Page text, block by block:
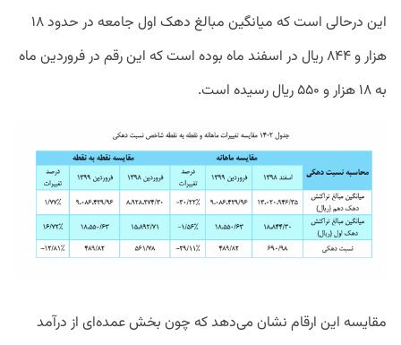
این درحالی است که میانگین مبالغ دهک اول جامعه در حدود ۱۸
هزار و ۸۴۴ ریال در اسفند ماه بوده است که این رقم در فروردین ماه
به ۱۸ هزار و ۵۵۰ ریال رسیده است.
مقایسه این ارقام نشان می‌دهد که چون بخش عمده‌ای از درآمد